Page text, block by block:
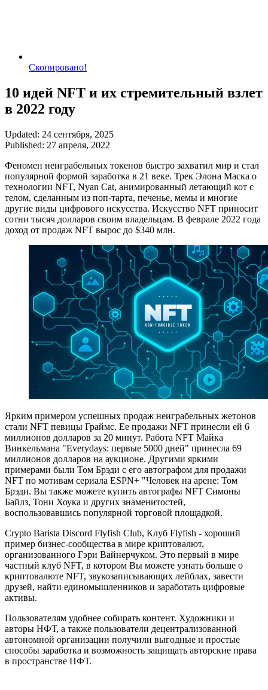
Скопировано!
10 идей NFT и их стремительный взлет
в 2022 году
Updated: 24 сентября, 2025
Published: 27 апреля, 2022
Феномен неиграбельных токенов быстро захватил мир и стал
популярной формой заработка в 21 веке. Трек Элона Маска о
технологии NFT, Nyan Cat, анимированный летающий кот с
телом, сделанным из поп-тарта, печенье, мемы и многие
другие виды цифрового искусства. Искусство NFT приносит
сотни тысяч долларов своим владельцам. В феврале 2022 года
доход от продаж NFT вырос до $340 млн.
Ярким примером успешных продаж неиграбельных жетонов
стали NFT певицы Граймс. Ее продажи NFT принесли ей 6
миллионов долларов за 20 минут. Работа NFT Майка
Винкельмана "Everydays: первые 5000 дней" принесла 69
миллионов долларов на аукционе. Другими яркими
примерами были Том Брэди с его автографом для продажи
NFT по мотивам сериала ESPN+ "Человек на арене: Том
Брэди. Вы также можете купить автографы NFT Симоны
Байлз, Тони Хоука и других знаменитостей,
воспользовавшись популярной торговой площадкой.
Crypto Barista Discord Flyfish Club, Клуб Flyfish - хороший
пример бизнес-сообщества в мире криптовалют,
организованного Гэри Вайнерчуком. Это первый в мире
частный клуб NFT, в котором Вы можете узнать больше о
криптовалюте NFT, звукозаписывающих лейблах, завести
друзей, найти единомышленников и заработать цифровые
активы.
Пользователям удобнее собирать контент. Художники и
авторы НФТ, а также пользователи децентрализованной
автономной организации получили выгодные и простые
способы заработка и возможность защищать авторские права
в пространстве НФТ.